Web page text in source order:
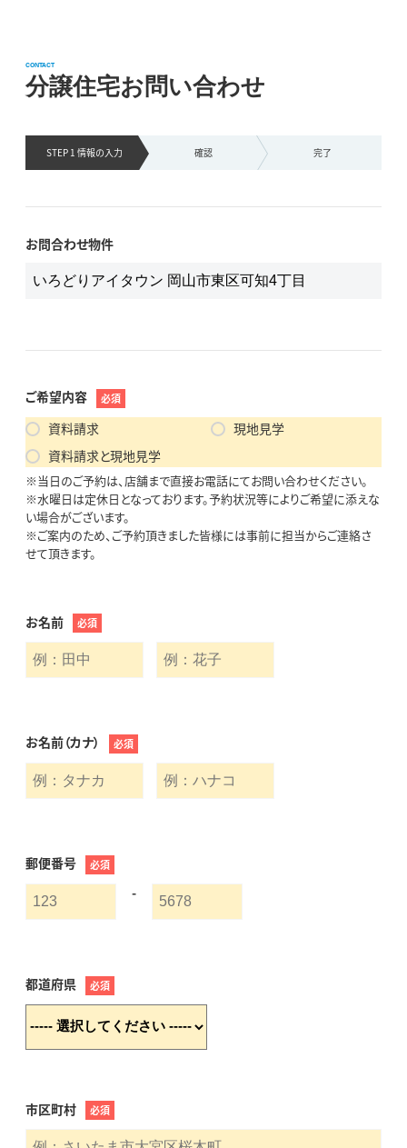
分譲住宅お問い合わせ
CONTACT
STEP 1 情報の入力 確認 完了
お問合わせ物件
ご希望内容 必須
資料請求
現地見学
資料請求と現地見学
※当日のご予約は、店舗まで直接お電話にてお問い合わせください。
※水曜日は定休日となっております。予約状況等によりご希望に添えな
い場合がございます。
※ご案内のため、ご予約頂きました皆様には事前に担当からご連絡さ
せて頂きます。
お名前 必須
お名前（カナ） 必須
郵便番号 必須
-
都道府県 必須
市区町村 必須